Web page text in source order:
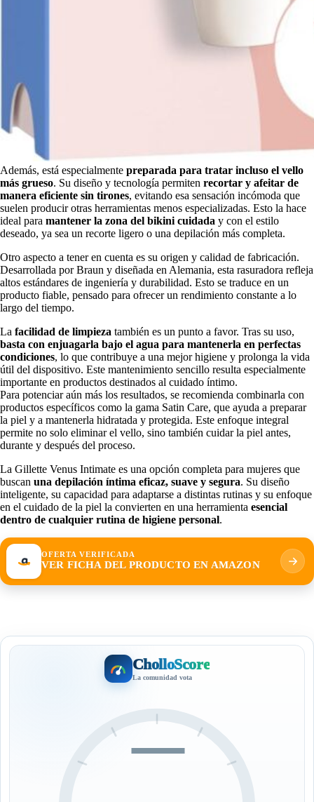
Además, está especialmente preparada para tratar incluso el vello
más grueso. Su diseño y tecnología permiten recortar y afeitar de
manera eficiente sin tirones, evitando esa sensación incómoda que
suelen producir otras herramientas menos especializadas. Esto la hace
ideal para mantener la zona del bikini cuidada y con el estilo
deseado, ya sea un recorte ligero o una depilación más completa.
Otro aspecto a tener en cuenta es su origen y calidad de fabricación.
Desarrollada por Braun y diseñada en Alemania, esta rasuradora refleja
altos estándares de ingeniería y durabilidad. Esto se traduce en un
producto fiable, pensado para ofrecer un rendimiento constante a lo
largo del tiempo.
La facilidad de limpieza también es un punto a favor. Tras su uso,
basta con enjuagarla bajo el agua para mantenerla en perfectas
condiciones, lo que contribuye a una mejor higiene y prolonga la vida
útil del dispositivo. Este mantenimiento sencillo resulta especialmente
importante en productos destinados al cuidado íntimo.
Para potenciar aún más los resultados, se recomienda combinarla con
productos específicos como la gama Satin Care, que ayuda a preparar
la piel y a mantenerla hidratada y protegida. Este enfoque integral
permite no solo eliminar el vello, sino también cuidar la piel antes,
durante y después del proceso.
La Gillette Venus Intimate es una opción completa para mujeres que
buscan una depilación íntima eficaz, suave y segura. Su diseño
inteligente, su capacidad para adaptarse a distintas rutinas y su enfoque
en el cuidado de la piel la convierten en una herramienta esencial
dentro de cualquier rutina de higiene personal.
OFERTA VERIFICADA
VER FICHA DEL PRODUCTO EN AMAZON
CholloScore
La comunidad vota
—